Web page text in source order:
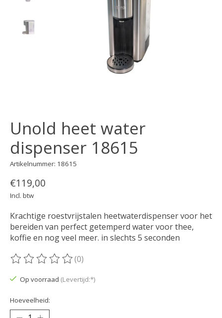
Unold heet water
dispenser 18615
Artikelnummer: 18615
€119,00
Incl. btw
Krachtige roestvrijstalen heetwaterdispenser voor het
bereiden van perfect getemperd water voor thee,
koffie en nog veel meer. in slechts 5 seconden
De beoordeling van dit product is
(0)
Op voorraad (Levertijd:*)
Hoeveelheid: